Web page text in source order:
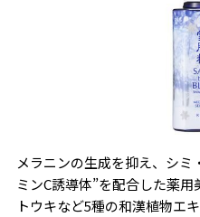
メラニンの生成を抑え、シミ
ミンC誘導体”を配合した薬
トウキなど5種の和漢植物エ